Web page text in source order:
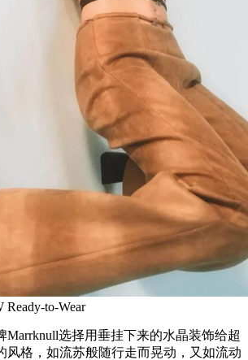
Ready-to-Wear
选择用垂挂下来的水晶装饰给超
风格，如流苏般随行走而晃动，又如流动